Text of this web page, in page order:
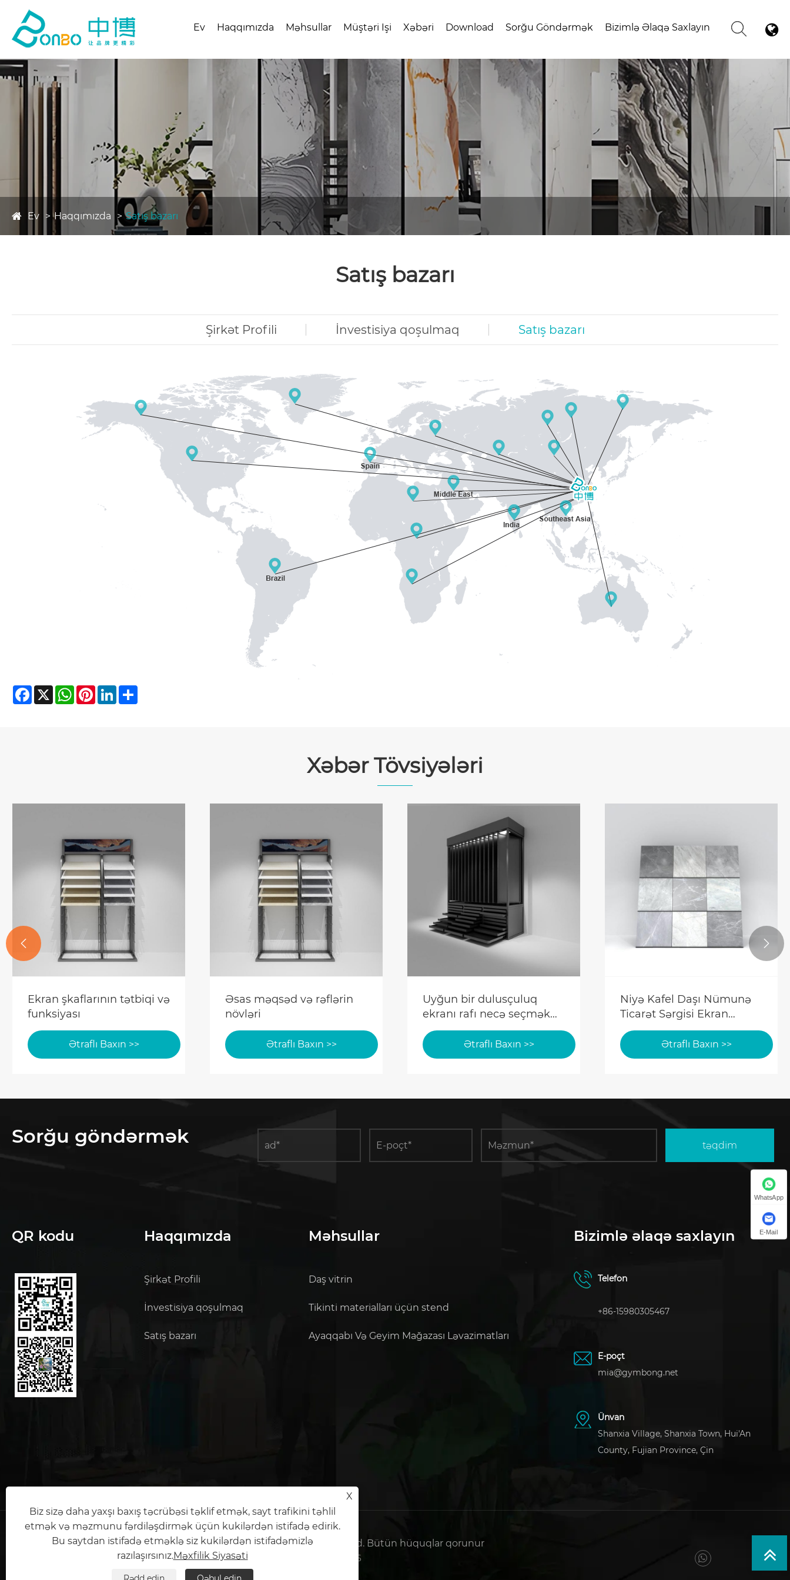
Ev Haqqımızda Məhsullar Müştəri Işi Xəbəri Download Sorğu Göndərmək Bizimlə Əlaqə Saxlayın
Ev Haqqımızda Satış bazarı
Satış bazarı
Şirkət Profili İnvestisiya qoşulmaq Satış bazarı
Facebook
X WhatsApp
PinterestLinkedIn
Xəbər Tövsiyələri
Ekran şkaflarının tətbiqi və
funksiyası
Ətraflı Baxın >>
Əsas məqsəd və rəflərin
növləri
Ətraflı Baxın >>
Uyğun bir dulusçuluq
ekranı rafı necə seçmək
olar
Ətraflı Baxın >>
Niyə Kafel Daşı Nümunə
Ticarət Sərgisi Ekran
Standları Müasir Salonlar
üçün Vacibdir?
Ətraflı Baxın >>
 
Sorğu göndərmək təqdim
QR kodu Haqqımızda
Şirkət Profili
İnvestisiya qoşulmaq
Satış bazarı
Məhsullar
Daş vitrin
Tikinti materialları üçün stend
Ayaqqabı Və Geyim Mağazası Ləvazimatları
Bizimlə əlaqə saxlayın
Telefon
+86-15980305467
E-poçt
mia@gymbong.net
Ünvan
Shanxia Village, Shanxia Town, Hui'An
County, Fujian Province, Çin
Copyright © 2024 Quanzhou Zhongbo Display Props Co., Ltd. Bütün hüquqlar qorunur
SAYTIN TEXNİKİ DƏSTƏK:TIANYU ŞƏBƏKƏSİ Cek Lin:+86-15559188336
Sitemap | XML | Məxfilik Siyasəti
WhatsApp
E-Mail
X
Biz sizə daha yaxşı baxış təcrübəsi təklif etmək, sayt trafikini təhlil
etmək və məzmunu fərdiləşdirmək üçün kukilərdən istifadə edirik.
Bu saytdan istifadə etməklə siz kukilərdən istifadəmizlə
razılaşırsınız.Məxfilik Siyasəti